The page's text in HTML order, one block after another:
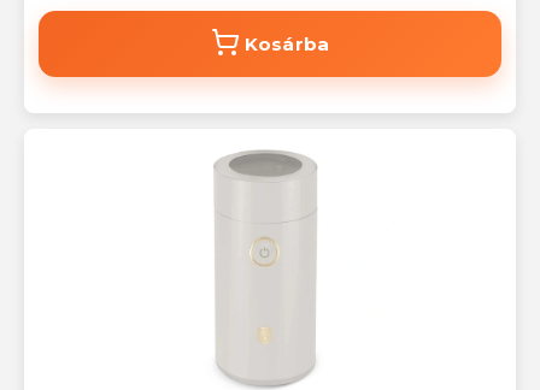
Kosárba